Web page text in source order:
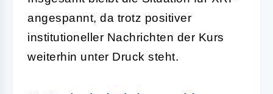
angespannt, da trotz positiver
institutioneller Nachrichten der Kurs
weiterhin unter Druck steht.